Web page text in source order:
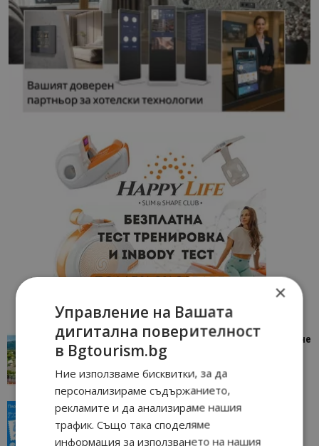
“Пощенска картичка от…”: Петрич – Изживяване
отвъд очакваното
Петрич 11/07/2026 11:22
“Пощенска картичка от…”: Пловдив, градът на
всички времена
Пловдив 23/06/2026 10:00
×
Управление на Вашата
дигитална поверителност
в Bgtourism.bg
Ние използваме бисквитки, за да
персонализираме съдържанието,
рекламите и да анализираме нашия
трафик. Също така споделяме
информация за използването на нашия